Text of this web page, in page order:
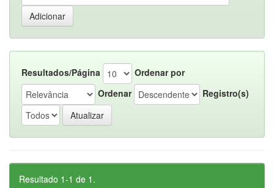
Resultados/Página
Ordenar por
Ordenar
Registro(s)
Resultado 1-1 de 1.